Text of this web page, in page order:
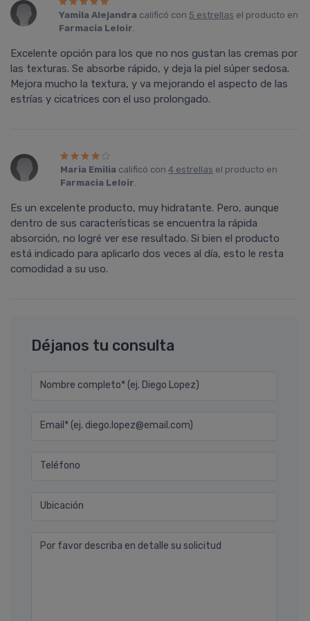
Yamila Alejandra calificó con 5 estrellas el producto en
Farmacia Leloir.
Excelente opción para los que no nos gustan las cremas por
las texturas. Se absorbe rápido, y deja la piel súper sedosa.
Mejora mucho la textura, y va mejorando el aspecto de las
estrí­as y cicatrices con el uso prolongado.
Maria Emilia calificó con4 estrellas el producto en
Farmacia Leloir.
Es un excelente producto, muy hidratante. Pero, aunque
dentro de sus caracterí­sticas se encuentra la rápida
absorción, no logré ver ese resultado. Si bien el producto
está indicado para aplicarlo dos veces al dí­a, esto le resta
comodidad a su uso.
Déjanos tu consulta
Nombre completo* (ej. Diego Lopez)
Email* (ej. diego.lopez@email.com)
Teléfono
Ubicación
Por favor describa en detalle su solicitud